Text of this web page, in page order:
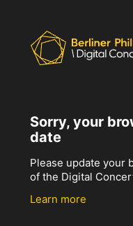
Sorry, your
date
Please update your
of the Digital
Learn more